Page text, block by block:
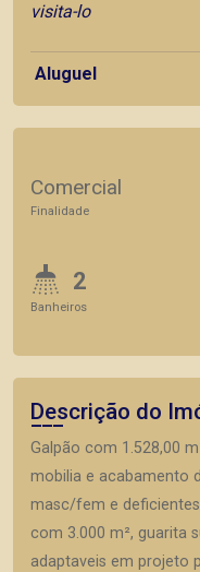
visita-lo
Aluguel
Comercial
Finalidade
2
Banheiros
Descrição do
Galpão com 1.528,00
mobilia e acabamento
masc/fem e
com 3.000 m², guarita
adaptaveis em projeto